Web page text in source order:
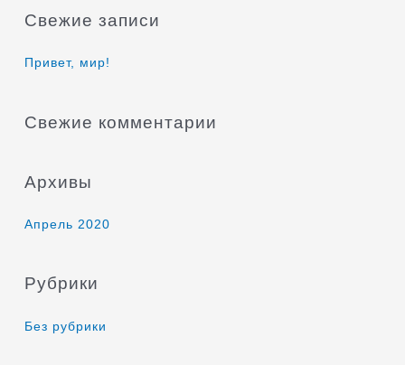
с
Свежие записи
Привет, мир!
Свежие комментарии
Архивы
Апрель 2020
Рубрики
Без рубрики